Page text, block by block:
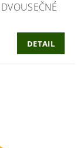
DETAIL